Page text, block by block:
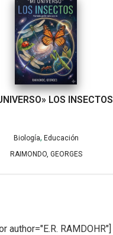
LOS INSECTOS
Biología, Educación
RAIMONDO, GEORGES
author="E.R. RAMDOHR"]